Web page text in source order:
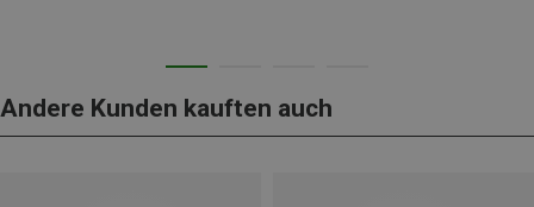
Andere Kunden kauften auch